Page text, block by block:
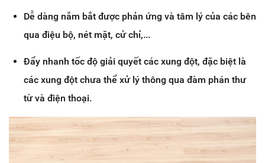
Dễ dàng nắm bắt được phản ứng và tâm lý của các bên
qua điệu bộ, nét mặt, cử chỉ,...
Đẩy nhanh tốc độ giải quyết các xung đột, đặc biệt là
các xung đột chưa thể xử lý thông qua đàm phán thư
từ và điện thoại.